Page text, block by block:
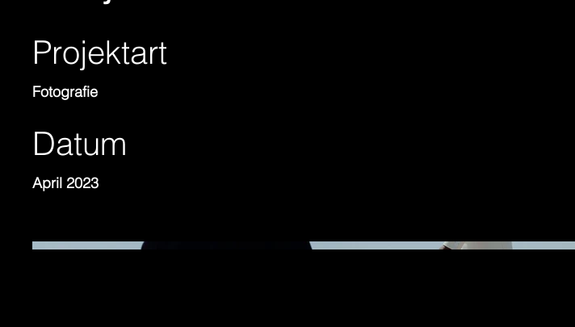
Projektart
Fotografie
Datum
April 2023